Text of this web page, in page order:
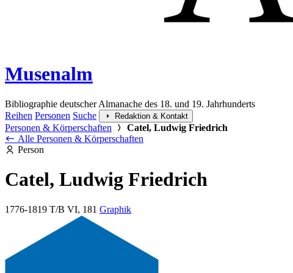
Musenalm
Bibliographie deutscher Almanache des 18. und 19. Jahrhunderts
Reihen Personen Suche Redaktion & Kontakt
Personen & Körperschaften
Catel, Ludwig Friedrich
Alle Personen & Körperschaften
Person
Catel, Ludwig Friedrich
1776-1819 T/B VI, 181 Graphik